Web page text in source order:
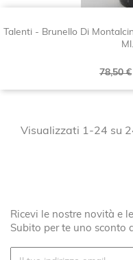
Talenti - Brunello Di
Prezzo
78,50 €
Visualizzati 1-24 su
Ricevi le nostre novità e
Subito per te uno sconto